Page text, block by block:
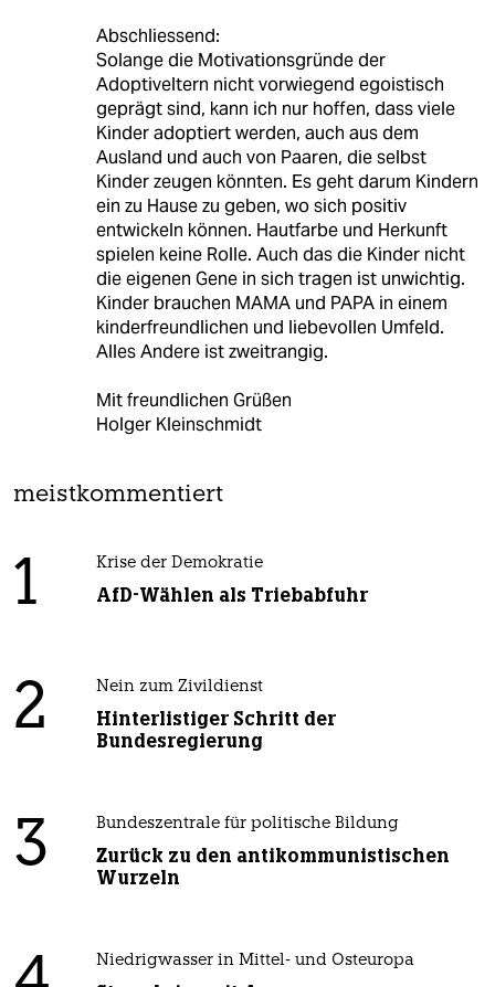
Abschliessend:
Solange die Motivationsgründe der
Adoptiveltern nicht vorwiegend egoistisch
geprägt sind, kann ich nur hoffen, dass viele
Kinder adoptiert werden, auch aus dem
Ausland und auch von Paaren, die selbst
Kinder zeugen könnten. Es geht darum Kindern
ein zu Hause zu geben, wo sich positiv
entwickeln können. Hautfarbe und Herkunft
spielen keine Rolle. Auch das die Kinder nicht
die eigenen Gene in sich tragen ist unwichtig.
Kinder brauchen MAMA und PAPA in einem
kinderfreundlichen und liebevollen Umfeld.
Alles Andere ist zweitrangig.
Mit freundlichen Grüßen
Holger Kleinschmidt
meistkommentiert
1 Krise der Demokratie
AfD-Wählen als Triebabfuhr
2 Nein zum Zivildienst
Hinterlistiger Schritt der
Bundesregierung
3 Bundeszentrale für politische Bildung
Zurück zu den antikommunistischen
Wurzeln
Niedrigwasser in Mittel- und Osteuropa